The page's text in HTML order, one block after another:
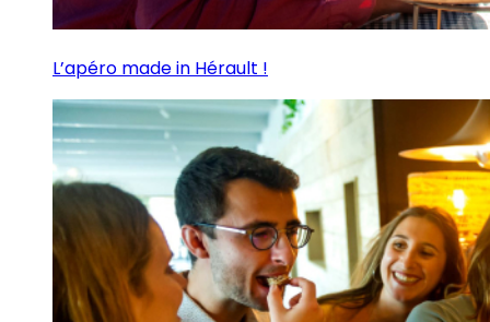
L’apéro made in Hérault !